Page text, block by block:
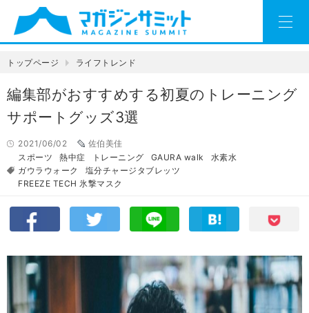
トップページ ライフトレンド
編集部がおすすめする初夏のトレーニング
サポートグッズ3選
2021/06/02
佐伯美佳
スポーツ
熱中症 トレーニング GAURA walk
水素水
ガウラウォーク
塩分チャージタブレッツ
FREEZE TECH 氷撃マスク